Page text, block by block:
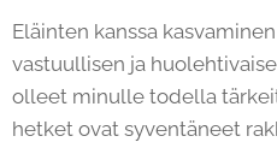
Eläinten kanssa
vastuullisen ja
olleet minulle todella
hetket ovat syventäneet